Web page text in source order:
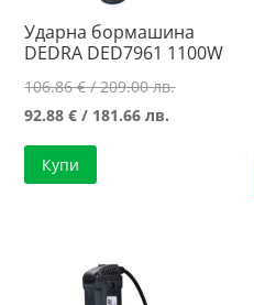
Ударна бормашина
DEDRA DED7961 1100W
106.86€/ 209.00 лв.Original
92.88€ / 181.66 лв.
Купи